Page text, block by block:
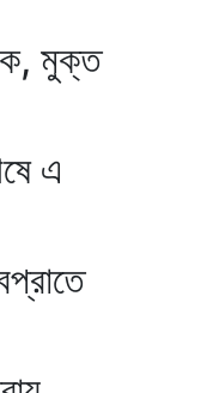
মুক্ত
এ